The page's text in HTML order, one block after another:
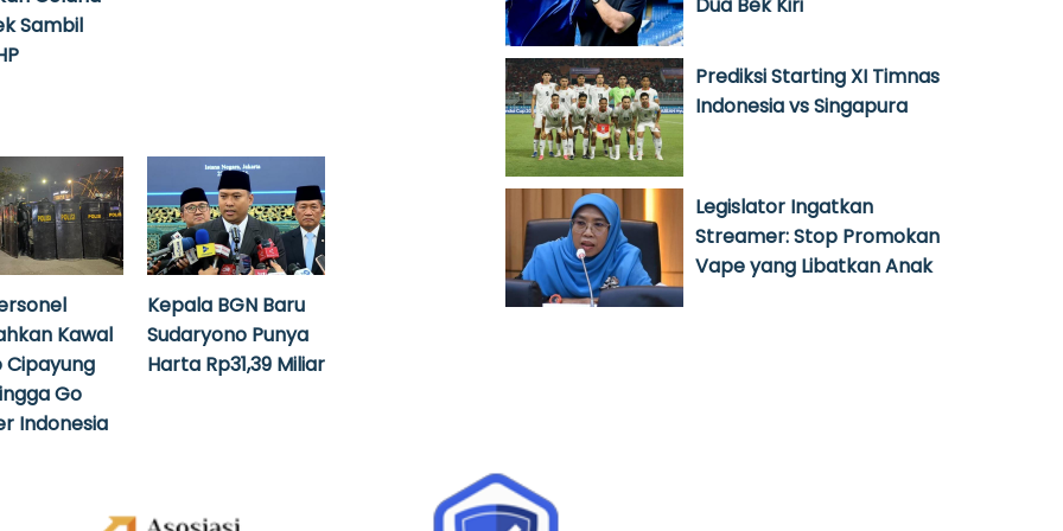
Sambil
Kawal
Cipayung
Go
Indonesia
Kepala BGN Baru
Sudaryono Punya
Harta Rp31,39 Miliar
Prediksi Starting XI Timnas
Indonesia vs Singapura
Legislator Ingatkan
Streamer: Stop Promokan
Vape yang Libatkan Anak